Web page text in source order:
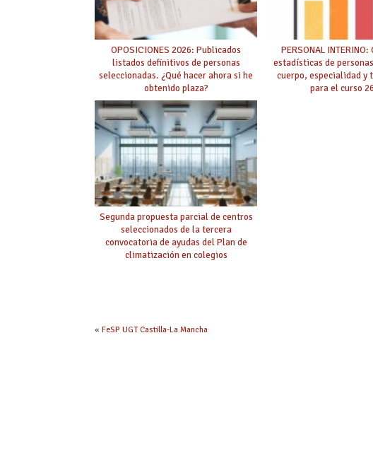
OPOSICIONES 2026: Publicados
listados definitivos de personas
seleccionadas. ¿Qué hacer ahora si he
obtenido plaza?
PERSONAL
estadísticas de
cuerpo, especialidad y
para el curso
Segunda propuesta parcial de centros
seleccionados de la tercera
convocatoria de ayudas del Plan de
climatización en colegios
«FeSP UGT Castilla-La Mancha